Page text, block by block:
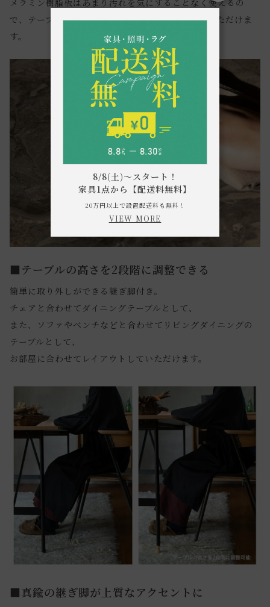
で、テーブルクロスをかける必要もなく使用していただけま
す。
■テーブルの高さを2段階に調整できる
簡単に取り外しができる継ぎ脚付き。
チェアと合わせてダイニングテーブルとして、
また、ソファやベンチなどと合わせてリビングダイニングの
テーブルとして、
お部屋に合わせてレイアウトしていただけます。
■真鍮の継ぎ脚が上質なアクセントに
8/8(土)～スタート！
家具1点から【配送料無料】
20万円以上で設置配送料も無料！
VIEW MORE